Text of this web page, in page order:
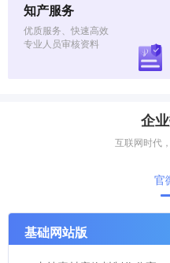
知产服务
优质服务、快速高效
专业人员审核资料
企
互联网时代
官
基础网站版